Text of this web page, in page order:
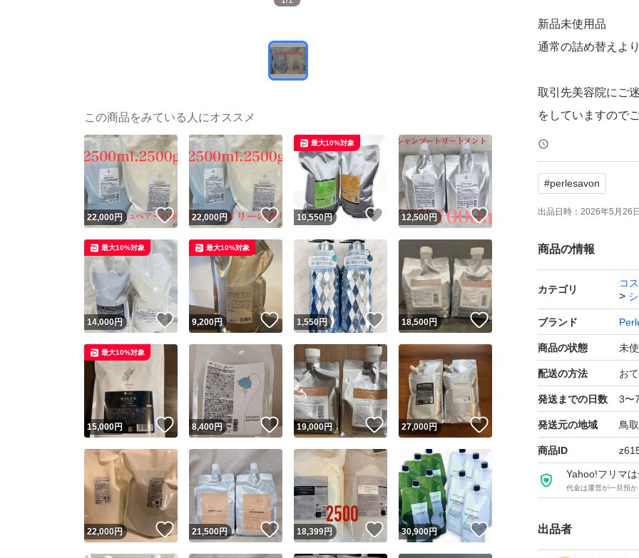
新品未使用品
通常の詰め替えよ
取引先美容院にご
をしていますので
#perlesavon
出品日時： 2026年5月26
商品の情報
カテゴリ
コ
ブランド
商品の状態 未
配送の方法 お
発送までの日数 3〜
発送元の地域 鳥
商品ID
Yahoo!フリマ
代金は運営が一旦預
出品者
この商品をみている人にオススメ
22,000円 いいね！
22,000円 いいね！
10,550円 いいね！
最大10%対象
12,500円 いいね！
14,000円 いいね！
最大10%対象
9,200円 いいね！
最大10%対象
1,550円 いいね！
18,500円 いいね！
15,000円 いいね！
最大10%対象
8,400円 いいね！
19,000円 いいね！
27,000円 いいね！
22,000円 いいね！
21,500円 いいね！
18,399円 いいね！
30,900円 いいね！